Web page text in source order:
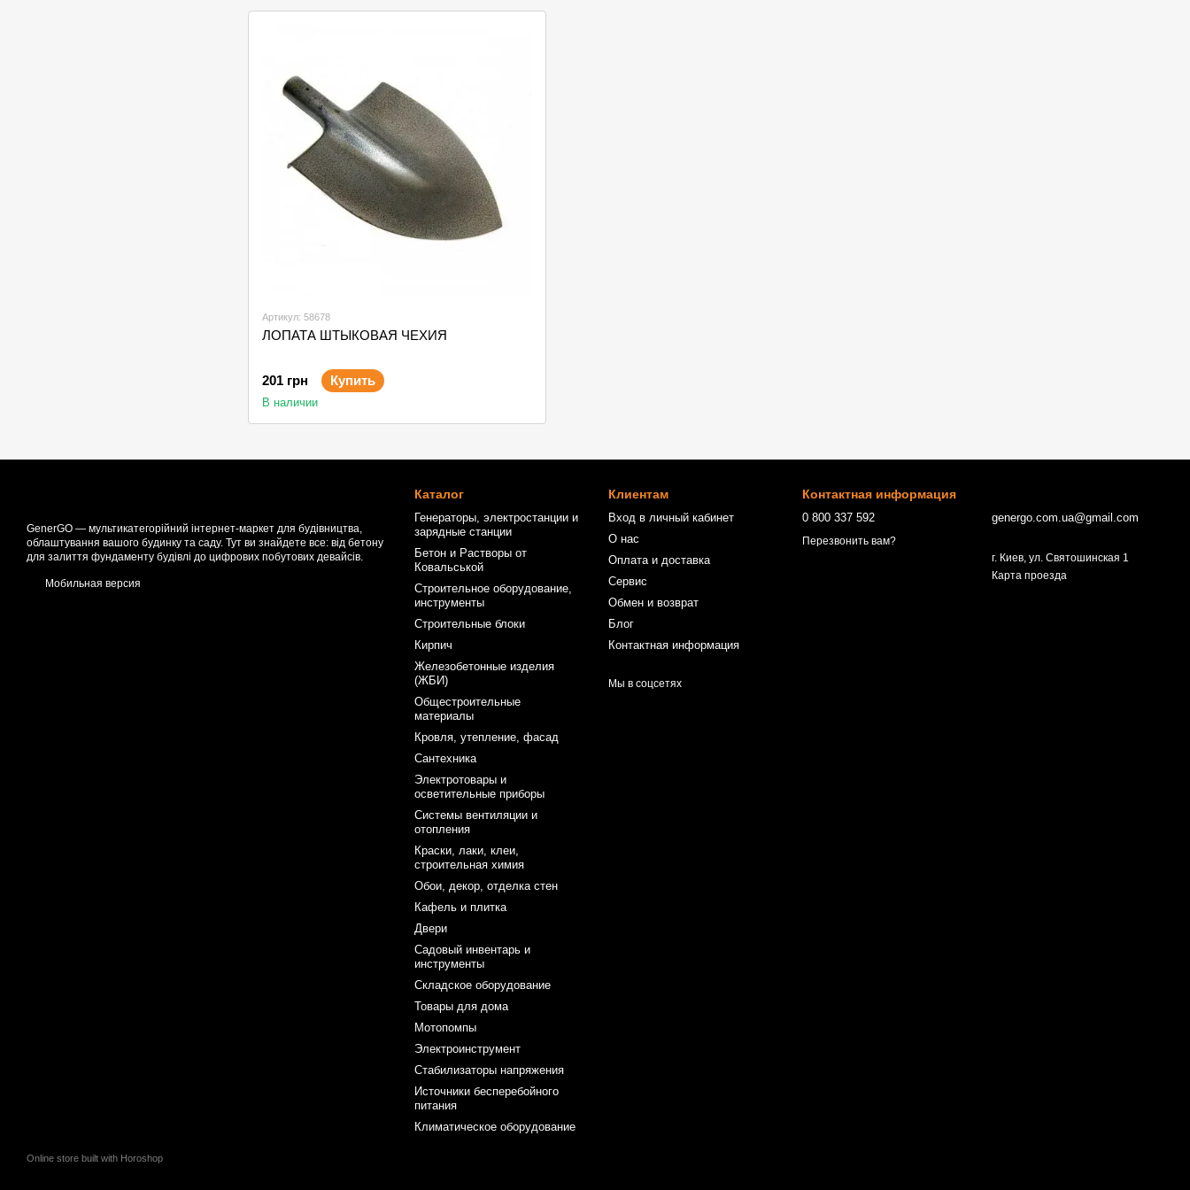
Артикул: 58678
ЛОПАТА ШТЫКОВАЯ ЧЕХИЯ
201 грн Купить
В наличии
GenerGO — мультикатегорійний інтернет-маркет для будівництва,
облаштування вашого будинку та саду. Тут ви знайдете все: від бетону
для залиття фундаменту будівлі до цифрових побутових девайсів.
Мобильная версия
Online store built with Horoshop
Каталог
Генераторы, электростанции и
зарядные станции
Бетон и Растворы от
Ковальськой
Строительное оборудование,
инструменты
Строительные блоки
Кирпич
Железобетонные изделия
(ЖБИ)
Общестроительные
материалы
Кровля, утепление, фасад
Сантехника
Электротовары и
осветительные приборы
Системы вентиляции и
отопления
Краски, лаки, клеи,
строительная химия
Обои, декор, отделка стен
Кафель и плитка
Двери
Садовый инвентарь и
инструменты
Складское оборудование
Товары для дома
Мотопомпы
Электроинструмент
Стабилизаторы напряжения
Источники бесперебойного
питания
Климатическое оборудование
Клиентам
Вход в личный кабинет
О нас
Оплата и доставка
Сервис
Обмен и возврат
Блог
Контактная информация
Мы в соцсетях
Контактная информация
0 800 337 592
Перезвонить вам?
genergo.com.ua@gmail.com
г. Киев, ул. Святошинская 1
Карта проезда